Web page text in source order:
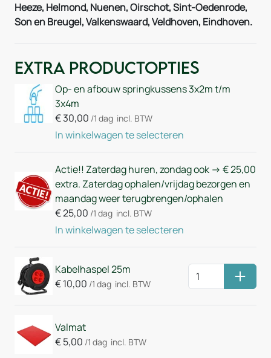
Heeze, Helmond, Nuenen, Oirschot, Sint-Oedenrode,
Son en Breugel, Valkenswaard, Veldhoven, Eindhoven.
Extra Productopties
Op- en afbouw springkussens 3x2m t/m
3x4m
€30,00 /1 dag incl. BTW
In winkelwagen te selecteren
Actie!! Zaterdag huren, zondag ook -> € 25,00
extra. Zaterdag ophalen/vrijdag bezorgen en
maandag weer terugbrengen/ophalen
€25,00 /1 dag incl. BTW
In winkelwagen te selecteren
Kabelhaspel 25m
€10,00 /1 dag incl. BTW
Valmat
€5,00 /1 dag incl. BTW